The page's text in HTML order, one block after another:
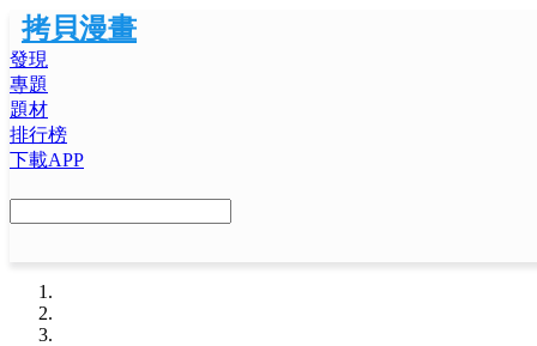
拷貝漫畫
發現
專題
題材
排行榜
下載APP